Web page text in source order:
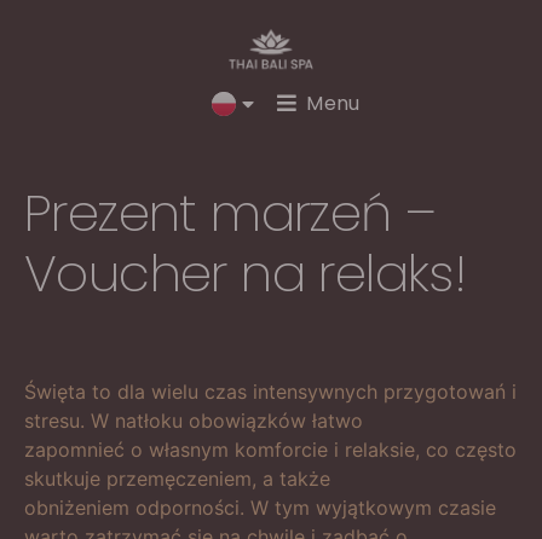
Menu
Prezent marzeń –
Voucher na relaks!
Święta to dla wielu czas intensywnych przygotowań i
stresu. W natłoku obowiązków łatwo
zapomnieć o własnym komforcie i relaksie, co często
skutkuje przemęczeniem, a także
obniżeniem odporności. W tym wyjątkowym czasie